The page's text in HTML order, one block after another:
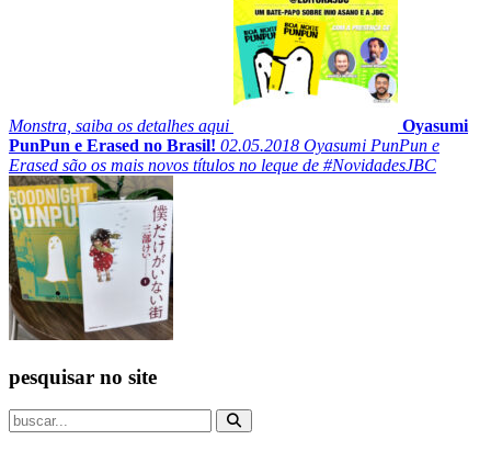
Monstra, saiba os detalhes aqui
Oyasumi
PunPun e Erased no Brasil! 02.05.2018 Oyasumi PunPun e
Erased são os mais novos títulos no leque de #NovidadesJBC
pesquisar no site